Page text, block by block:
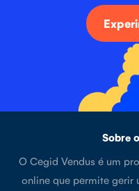
Sobre
O Cegid Vendus é um
online que permite gerir